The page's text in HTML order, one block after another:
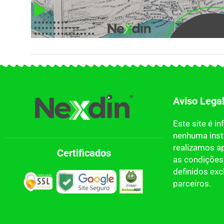
Certificados
Aviso Legal
Este site é
nenhuma
realizamos
as
definidos
parceiros.